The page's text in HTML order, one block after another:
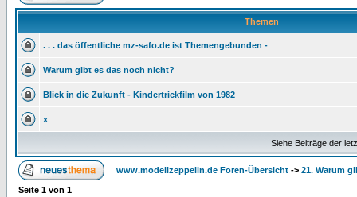
Themen
. . . das öffentliche mz-safo.de ist Themengebunden -
Warum gibt es das noch nicht?
Blick in die Zukunft - Kindertrickfilm von 1982
x
Siehe Beiträge der
www.modellzeppelin.de Foren-Übersicht -> 21. Warum
Seite 1 von 1